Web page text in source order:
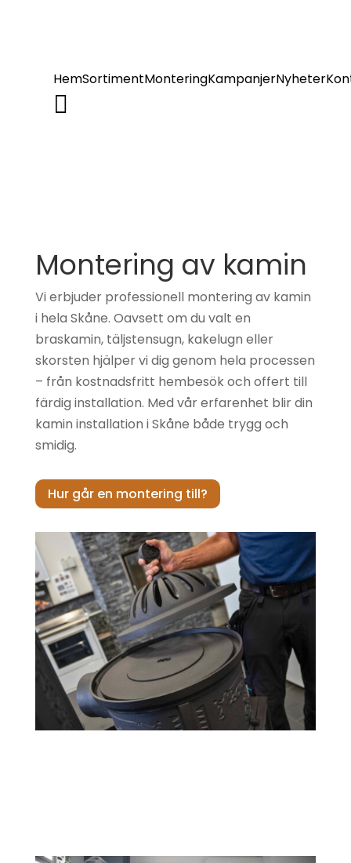
HemSortiment
Gaskaminer
Grillar &
grilltillbehör
Kakelugnar
Kamintillbehör
Murspisar
Pelletskamin
Rökgasfläktar
Skorstenar
Täljstensugnar
Vedspisar
Gabriel
kakelugnar
HWAM
JC Bordelet
Josef
Davidsson
Kamado Joe
Lohberger
Masterbuilt
Nordpeis
Rais
RIKA
MonteringKampanjerNyheter

Montering av kamin
Vi erbjuder professionell montering av kamin
i hela Skåne. Oavsett om du valt en
braskamin, täljstensugn, kakelugn eller
skorsten hjälper vi dig genom hela processen
– från kostnadsfritt hembesök och offert till
färdig installation. Med vår erfarenhet blir din
kamin installation i Skåne både trygg och
smidig.
Hur går en montering till?